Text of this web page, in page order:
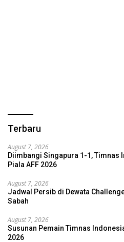
Terbaru
August 7, 2026
Diimbangi Singapura 1-1, Timnas
Piala AFF 2026
August 7, 2026
Jadwal Persib di Dewata
Sabah
August 7, 2026
Susunan Pemain Timnas
2026